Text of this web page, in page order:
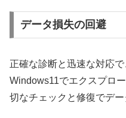
データ損失の回避
正確な診断と迅速な対応
Windows11でエクスプロ
切なチェックと修復でデー